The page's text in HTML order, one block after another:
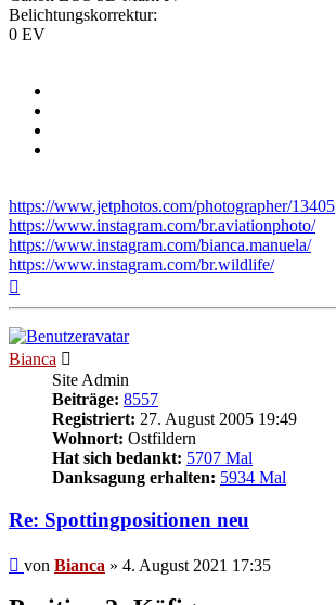
Belichtungskorrektur:
0 EV
https://www.jetphotos.com/photographer/13405
https://www.instagram.com/br.aviationphoto/
https://www.instagram.com/bianca.manuela/
https://www.instagram.com/br.wildlife/
Bianca
Site Admin
Beiträge: 8557
Registriert: 27. August 2005 19:49
Wohnort: Ostfildern
Hat sich bedankt: 5707 Mal
Danksagung erhalten: 5934 Mal
Re: Spottingpositionen neu
Beitrag
von Bianca » 4. August 2021 17:35